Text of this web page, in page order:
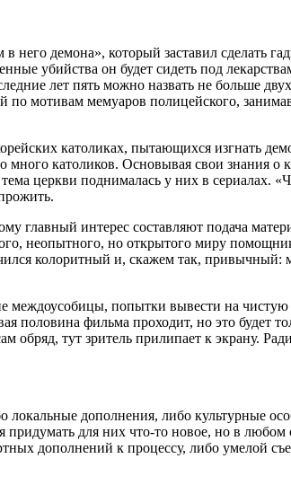
демона», который заставил сделать
убийства он будет сидеть под
лет пять можно назвать не больше
по мотивам мемуаров полицейского,
католиках, пытающихся изгнать
католиков. Основывая свои знания о
церкви поднималась у них в сериалах.
главный интерес составляют подача
неопытного, но открытого миру
колоритный и, скажем так, привычный:
междоусобицы, попытки вывести на
половина фильма проходит, но это будет
обряд, тут зритель прилипает к экрану.
дополнения, либо культурные
для них что-то новое, но в любом
дополнений к процессу, либо умелой